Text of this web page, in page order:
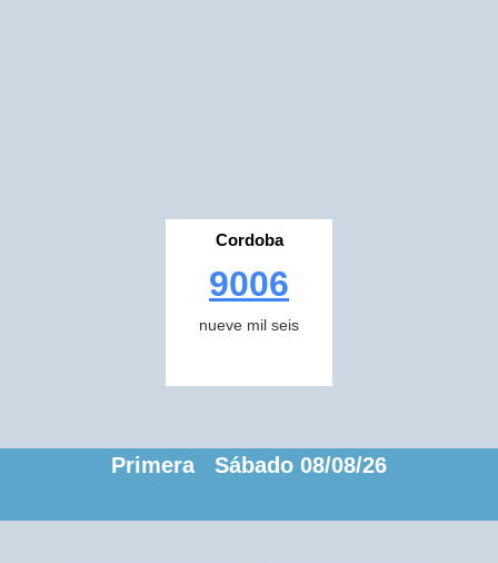
Cordoba
9006
nueve mil seis
Primera Sábado 08/08/26